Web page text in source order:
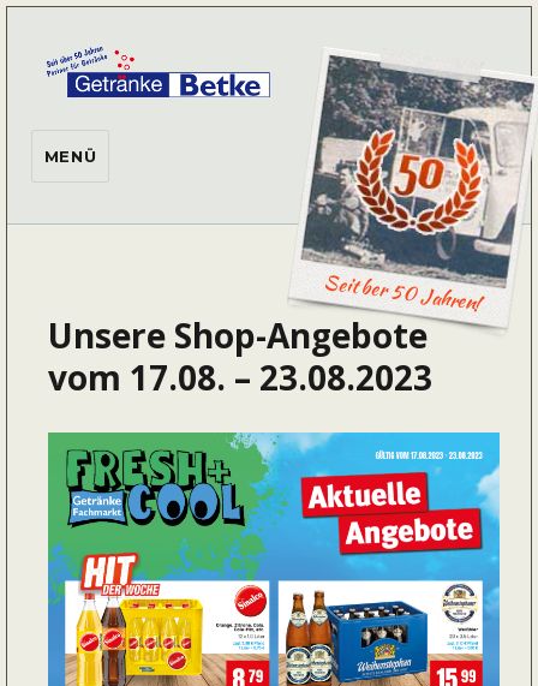
Seit ber 50 Jahren!
MENÜ
Unsere Shop-Angebote
vom 17.08. – 23.08.2023